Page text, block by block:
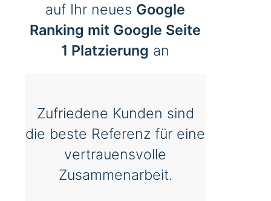
auf Ihr neues Google
Ranking mit Google Seite
1 Platzierung an
Zufriedene Kunden sind
die beste Referenz für eine
vertrauensvolle
Zusammenarbeit.